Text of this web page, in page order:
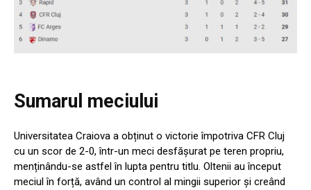
Sumarul meciului
Universitatea Craiova a obținut o victorie împotriva CFR Cluj
cu un scor de 2-0, într-un meci desfășurat pe teren propriu,
menținându-se astfel în lupta pentru titlu. Oltenii au început
meciul în forță, având un control al mingii superior și creând